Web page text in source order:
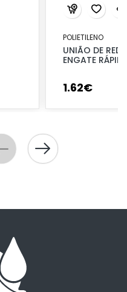
POLIETILENO
UNIÃO DE
ENGATE
1.62€